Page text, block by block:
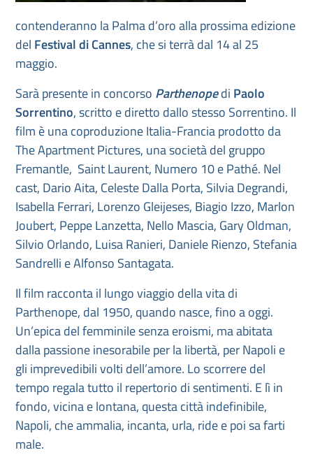
contenderanno la Palma d’oro alla prossima edizione
del Festival di Cannes, che si terrà dal 14 al 25
maggio.
Sarà presente in concorso Parthenopedi Paolo
Sorrentino, scritto e diretto dallo stesso Sorrentino. Il
film è una coproduzione Italia-Francia prodotto da
The Apartment Pictures, una società del gruppo
Fremantle, Saint Laurent, Numero 10 e Pathé. Nel
cast, Dario Aita, Celeste Dalla Porta, Silvia Degrandi,
Isabella Ferrari, Lorenzo Gleijeses, Biagio Izzo, Marlon
Joubert, Peppe Lanzetta, Nello Mascia, Gary Oldman,
Silvio Orlando, Luisa Ranieri, Daniele Rienzo, Stefania
Sandrelli e Alfonso Santagata.
Il film racconta il lungo viaggio della vita di
Parthenope, dal 1950, quando nasce, fino a oggi.
Un’epica del femminile senza eroismi, ma abitata
dalla passione inesorabile per la libertà, per Napoli e
gli imprevedibili volti dell’amore. Lo scorrere del
tempo regala tutto il repertorio di sentimenti. E lì in
fondo, vicina e lontana, questa città indefinibile,
Napoli, che ammalia, incanta, urla, ride e poi sa farti
male.